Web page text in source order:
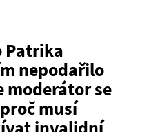
Patrika
nepodařilo
se
musí